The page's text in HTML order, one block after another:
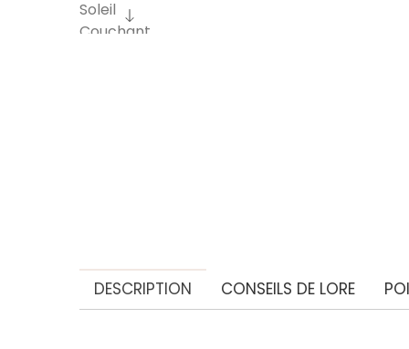
DESCRIPTION CONSEILS DE LORE